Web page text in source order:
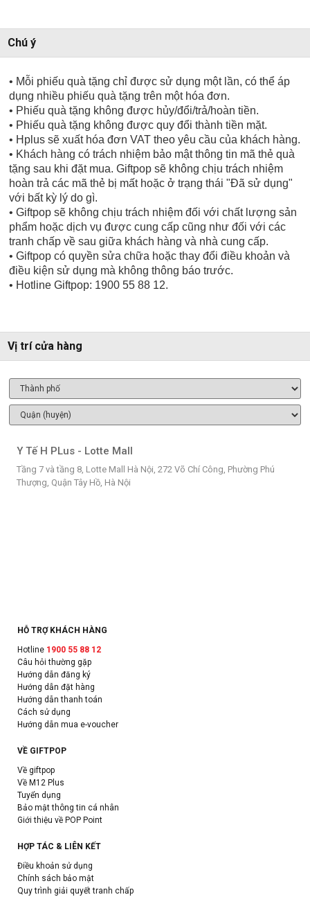
Chú ý
• Mỗi phiếu quà tặng chỉ được sử dụng một lần, có thể áp
dụng nhiều phiếu quà tặng trên một hóa đơn.
• Phiếu quà tặng không được hủy/đổi/trả/hoàn tiền.
• Phiếu quà tặng không được quy đổi thành tiền mặt.
• Hplus sẽ xuất hóa đơn VAT theo yêu cầu của khách hàng.
• Khách hàng có trách nhiệm bảo mật thông tin mã thẻ quà
tặng sau khi đặt mua. Giftpop sẽ không chịu trách nhiệm
hoàn trả các mã thẻ bị mất hoặc ở trạng thái "Đã sử dụng"
với bất kỳ lý do gì.
• Giftpop sẽ không chịu trách nhiệm đối với chất lượng sản
phẩm hoặc dịch vụ được cung cấp cũng như đối với các
tranh chấp về sau giữa khách hàng và nhà cung cấp.
• Giftpop có quyền sửa chữa hoặc thay đổi điều khoản và
điều kiện sử dụng mà không thông báo trước.
• Hotline Giftpop: 1900 55 88 12.
Vị trí cửa hàng
Y Tế H PLus - Lotte Mall
Tầng 7 và tầng 8, Lotte Mall Hà Nội, 272 Võ Chí Công, Phường Phú
Thượng, Quận Tây Hồ, Hà Nội
HỖ TRỢ KHÁCH HÀNG
Hotline 1900 55 88 12
Câu hỏi thường gặp
Hướng dẫn đăng ký
Hướng dẫn đặt hàng
Hướng dẫn thanh toán
Cách sử dụng
Hướng dẫn mua e-voucher
VỀ GIFTPOP
Về giftpop
Về M12 Plus
Tuyển dụng
Bảo mật thông tin cá nhân
Giới thiệu về POP Point
HỢP TÁC & LIÊN KẾT
Điều khoản sử dụng
Chính sách bảo mật
Quy trình giải quyết tranh chấp